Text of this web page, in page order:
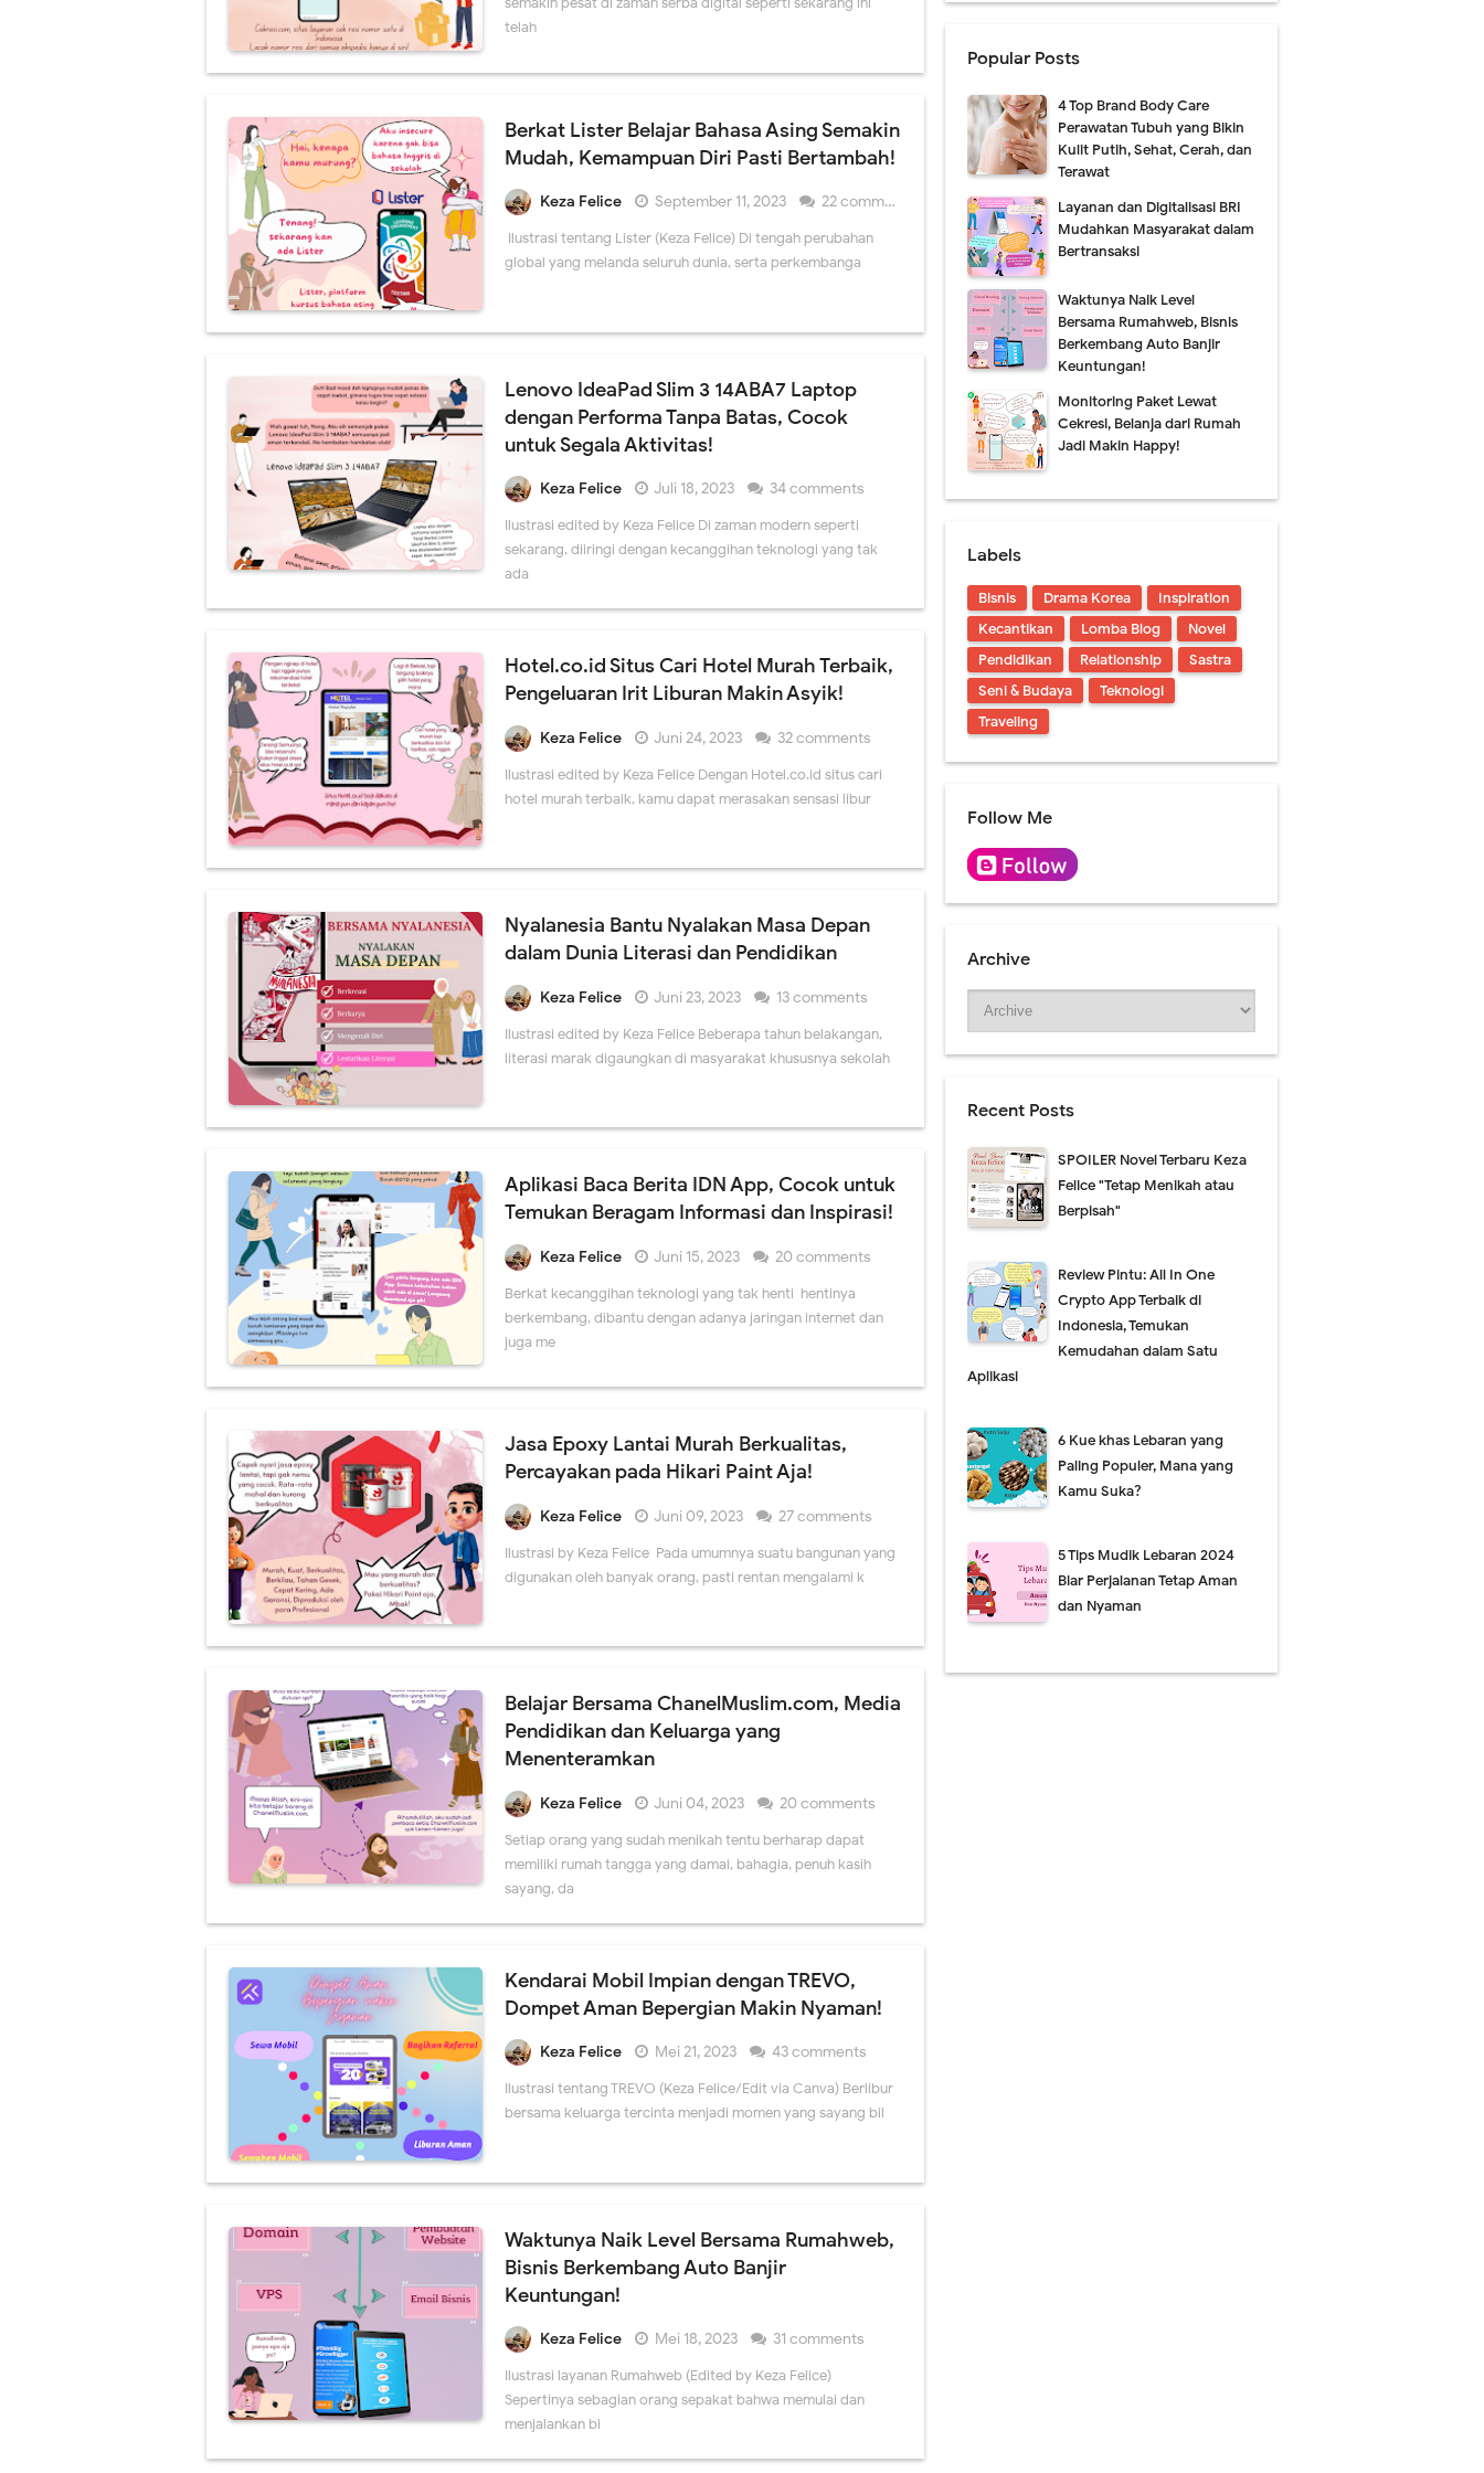
5 Cara Menghadapi Komentar Negatif, Jangan Sampai Mengganggu Hidupmu!
Monitoring Paket Lewat Cekresi, Belanja dari Rumah Jadi Makin Happy!
Berkat Lister Belajar Bahasa Asing Semakin Mudah, Kemampuan Diri Pasti Bertambah!
SPOILER Novel Terbaru Keza Felice "Tetap Menikah atau Berpisah"
telah
Berkat Lister Belajar Bahasa Asing Semakin
Mudah, Kemampuan Diri Pasti Bertambah!
Keza Felice September 11, 2023
22 comments
Ilustrasi tentang Lister (Keza Felice) Di tengah perubahan
global yang melanda seluruh dunia, serta perkembanga
Lenovo IdeaPad Slim 3 14ABA7 Laptop
dengan Performa Tanpa Batas, Cocok
untuk Segala Aktivitas!
Keza Felice Juli 18, 2023
34 comments
Ilustrasi edited by Keza Felice Di zaman modern seperti
sekarang, diiringi dengan kecanggihan teknologi yang tak
ada
Hotel.co.id Situs Cari Hotel Murah Terbaik,
Pengeluaran Irit Liburan Makin Asyik!
Keza Felice Juni 24, 2023
32 comments
Ilustrasi edited by Keza Felice Dengan Hotel.co.id situs cari
hotel murah terbaik, kamu dapat merasakan sensasi libur
Nyalanesia Bantu Nyalakan Masa Depan
dalam Dunia Literasi dan Pendidikan
Keza Felice Juni 23, 2023
13 comments
Ilustrasi edited by Keza Felice Beberapa tahun belakangan,
literasi marak digaungkan di masyarakat khususnya sekolah-
Aplikasi Baca Berita IDN App, Cocok untuk
Temukan Beragam Informasi dan Inspirasi!
Keza Felice Juni 15, 2023
20 comments
Berkat kecanggihan teknologi yang tak henti-hentinya
berkembang, dibantu dengan adanya jaringan internet dan
juga me
Jasa Epoxy Lantai Murah Berkualitas,
Percayakan pada Hikari Paint Aja!
Keza Felice Juni 09, 2023
27 comments
Ilustrasi by Keza Felice Pada umumnya suatu bangunan yang
digunakan oleh banyak orang, pasti rentan mengalami k
Belajar Bersama ChanelMuslim.com, Media
Pendidikan dan Keluarga yang
Menenteramkan
Keza Felice Juni 04, 2023
20 comments
Setiap orang yang sudah menikah tentu berharap dapat
memiliki rumah tangga yang damai, bahagia, penuh kasih
sayang, da
Kendarai Mobil Impian dengan TREVO,
Dompet Aman Bepergian Makin Nyaman!
Keza Felice Mei 21, 2023
43 comments
Ilustrasi tentang TREVO (Keza Felice/Edit via Canva) Berlibur
bersama keluarga tercinta menjadi momen yang sayang bil
Waktunya Naik Level Bersama Rumahweb,
Bisnis Berkembang Auto Banjir
Keuntungan!
Keza Felice Mei 18, 2023
31 comments
Ilustrasi layanan Rumahweb (Edited by Keza Felice)
Sepertinya sebagian orang sepakat bahwa memulai dan
menjalankan bi
Popular Posts
4 Top Brand Body Care
Perawatan Tubuh yang Bikin
Kulit Putih, Sehat, Cerah, dan
Terawat
Layanan dan Digitalisasi BRI
Mudahkan Masyarakat dalam
Bertransaksi
Waktunya Naik Level
Bersama Rumahweb, Bisnis
Berkembang Auto Banjir
Keuntungan!
Monitoring Paket Lewat
Cekresi, Belanja dari Rumah
Jadi Makin Happy!
Labels
Bisnis Drama Korea
Inspiration
Kecantikan
Lomba Blog
Novel
Pendidikan
Relationship
Sastra
Seni & Budaya
Teknologi
Traveling
Follow Me
Archive
Recent Posts
SPOILER Novel Terbaru Keza
Felice "Tetap Menikah atau
Berpisah"
Review Pintu: All In One
Crypto App Terbaik di
Indonesia, Temukan
Kemudahan dalam Satu
Aplikasi
6 Kue khas Lebaran yang
Paling Populer, Mana yang
Kamu Suka?
5 Tips Mudik Lebaran 2024
Biar Perjalanan Tetap Aman
dan Nyaman